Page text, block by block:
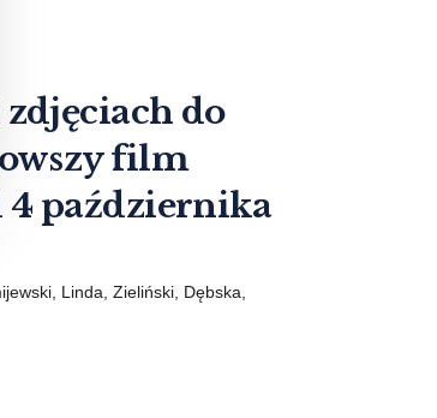
do
film
4 października
Linda, Zieliński, Dębska,